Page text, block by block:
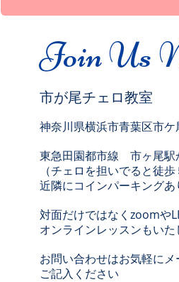
Join Us
市が尾チェロ教室
神奈川県横浜市青葉区市ケ
東急田園都市線 市ヶ尾駅
（チェロを担いでると徒歩
近隣にコインパーキングあ
対面だけではなくzoomや
オンラインレッスンもい
お問い合わせはお気軽に
ご記入ください